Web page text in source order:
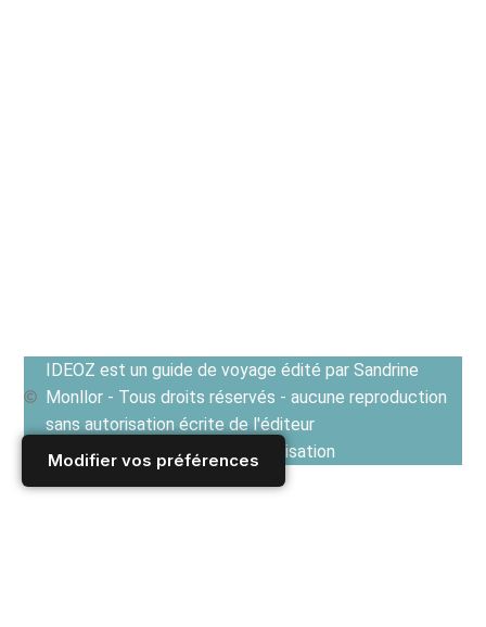
Modifier vos préférences
IDEOZ est un guide de voyage édité par Sandrine
Monllor - Tous droits réservés - aucune reproduction
sans autorisation écrite de l'éditeur
Voir les Conditions générales d'utilisation